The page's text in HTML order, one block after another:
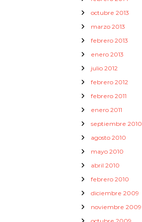
octubre 2013
marzo 2013
febrero 2013
enero 2013
julio 2012
febrero 2012
febrero 2011
enero 2011
septiembre 2010
agosto 2010
mayo 2010
abril 2010
febrero 2010
diciembre 2009
noviembre 2009